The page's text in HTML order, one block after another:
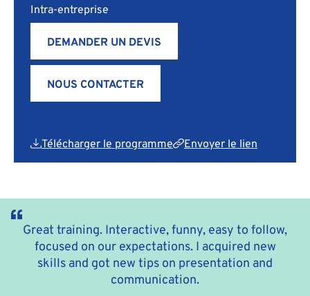
Intra-entreprise
DEMANDER UN DEVIS
NOUS CONTACTER
Télécharger le programme Envoyer le lien
Great training. Interactive, funny, easy to follow,
focused on our expectations. I acquired new
skills and got new tips on presentation and
communication.